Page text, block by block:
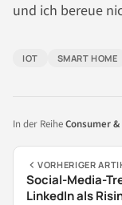
und ich bereue
IOT SMART HOME
In der ReiheConsumer
VORHERIGER
Social-Media-
LinkedIn als